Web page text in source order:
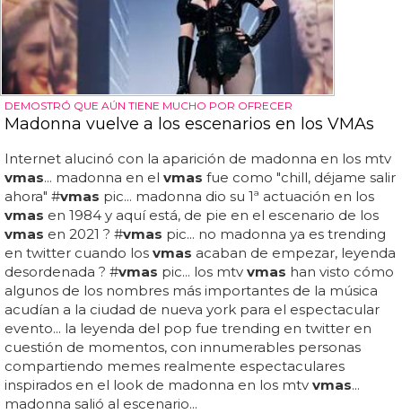
DEMOSTRÓ QUE AÚN TIENE MUCHO POR OFRECER
Madonna vuelve a los escenarios en los VMAs
Internet alucinó con la aparición de madonna en los mtv
vmas... madonna en el vmas fue como "chill, déjame salir
ahora" #vmas pic... madonna dio su 1ª actuación en los
vmas en 1984 y aquí está, de pie en el escenario de los
vmas en 2021 ? #vmas pic... no madonna ya es trending
en twitter cuando los vmas acaban de empezar, leyenda
desordenada ? #vmas pic... los mtv vmas han visto cómo
algunos de los nombres más importantes de la música
acudían a la ciudad de nueva york para el espectacular
evento... la leyenda del pop fue trending en twitter en
cuestión de momentos, con innumerables personas
compartiendo memes realmente espectaculares
inspirados en el look de madonna en los mtv vmas...
madonna salió al escenario...